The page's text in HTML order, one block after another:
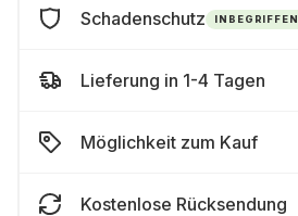
Schadenschutz INBEGRIFFEN
Lieferung in 1-4 Tagen
Möglichkeit zum Kauf
Kostenlose Rücksendung